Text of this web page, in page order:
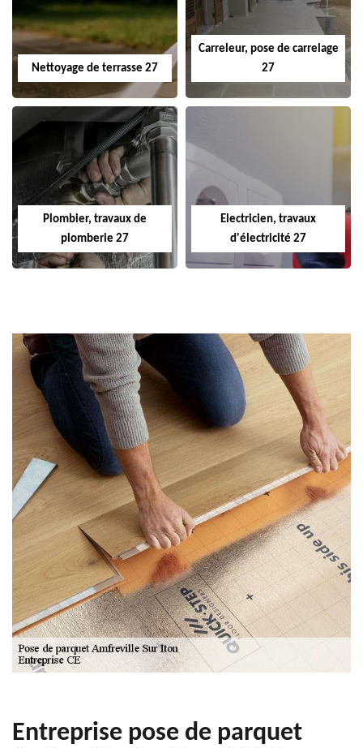
Nettoyage de terrasse 27
Carreleur, pose de carrelage
27
Plombier, travaux de
plomberie 27
Electricien, travaux
d'électricité 27
Entreprise pose de parquet